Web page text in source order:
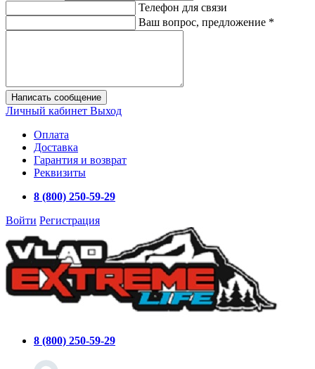
Телефон для связи
Ваш вопрос, предложение *
Написать сообщение
Личный кабинет Выход
Оплата
Доставка
Гарантия и возврат
Реквизиты
8 (800) 250-59-29
Войти Регистрация
8 (800) 250-59-29